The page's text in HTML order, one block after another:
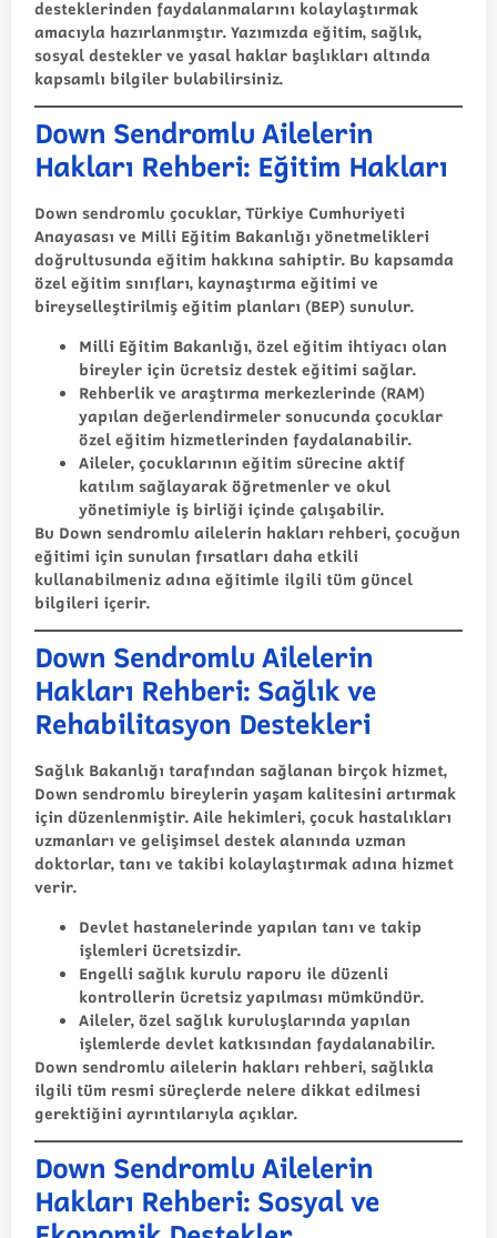
desteklerinden faydalanmalarını kolaylaştırmak
amacıyla hazırlanmıştır. Yazımızda eğitim, sağlık,
sosyal destekler ve yasal haklar başlıkları altında
kapsamlı bilgiler bulabilirsiniz.
Down Sendromlu Ailelerin
Hakları Rehberi: Eğitim Hakları
Down sendromlu çocuklar, Türkiye Cumhuriyeti
Anayasası ve Milli Eğitim Bakanlığı yönetmelikleri
doğrultusunda eğitim hakkına sahiptir. Bu kapsamda
özel eğitim sınıfları, kaynaştırma eğitimi ve
bireyselleştirilmiş eğitim planları (BEP) sunulur.
Milli Eğitim Bakanlığı, özel eğitim ihtiyacı olan
bireyler için ücretsiz destek eğitimi sağlar.
Rehberlik ve araştırma merkezlerinde (RAM)
yapılan değerlendirmeler sonucunda çocuklar
özel eğitim hizmetlerinden faydalanabilir.
Aileler, çocuklarının eğitim sürecine aktif
katılım sağlayarak öğretmenler ve okul
yönetimiyle iş birliği içinde çalışabilir.
Bu Down sendromlu ailelerin hakları rehberi, çocuğun
eğitimi için sunulan fırsatları daha etkili
kullanabilmeniz adına eğitimle ilgili tüm güncel
bilgileri içerir.
Down Sendromlu Ailelerin
Hakları Rehberi: Sağlık ve
Rehabilitasyon Destekleri
Sağlık Bakanlığı tarafından sağlanan birçok hizmet,
Down sendromlu bireylerin yaşam kalitesini artırmak
için düzenlenmiştir. Aile hekimleri, çocuk hastalıkları
uzmanları ve gelişimsel destek alanında uzman
doktorlar, tanı ve takibi kolaylaştırmak adına hizmet
verir.
Devlet hastanelerinde yapılan tanı ve takip
işlemleri ücretsizdir.
Engelli sağlık kurulu raporu ile düzenli
kontrollerin ücretsiz yapılması mümkündür.
Aileler, özel sağlık kuruluşlarında yapılan
işlemlerde devlet katkısından faydalanabilir.
Down sendromlu ailelerin hakları rehberi, sağlıkla
ilgili tüm resmi süreçlerde nelere dikkat edilmesi
gerektiğini ayrıntılarıyla açıklar.
Down Sendromlu Ailelerin
Hakları Rehberi: Sosyal ve